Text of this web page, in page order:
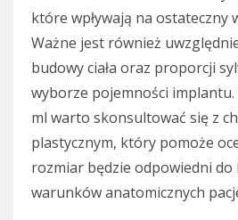
które wpływają na ostateczny
Ważne jest również
budowy ciała oraz proporcji
wyborze pojemności
ml warto skonsultować się z
plastycznym, który pomoże
rozmiar będzie odpowiedni do
warunków anatomicznych